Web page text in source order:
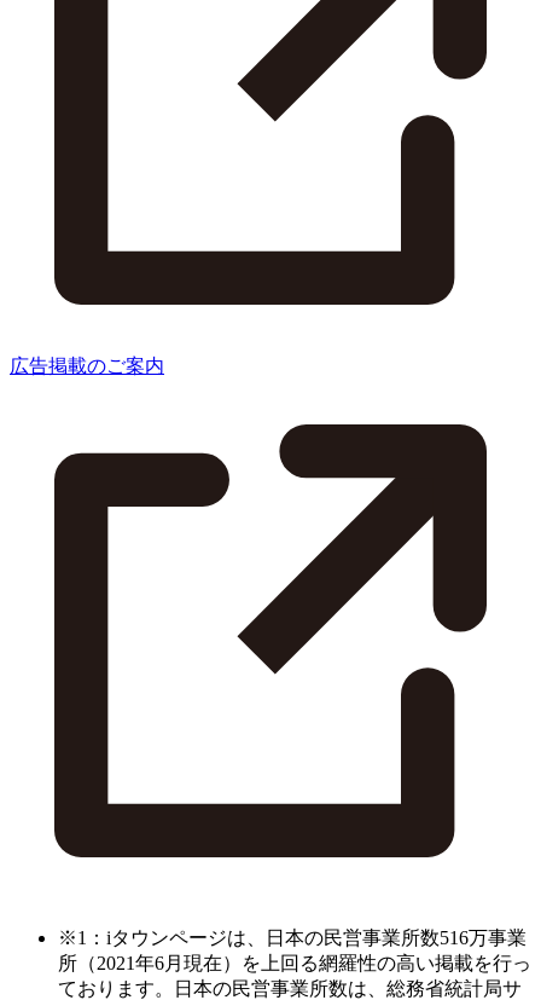
広告掲載のご案内
※1：iタウンページは、日本の民営事業所数516万事業
所（2021年6月現在）を上回る網羅性の高い掲載を行っ
ております。日本の民営事業所数は、総務省統計局サ